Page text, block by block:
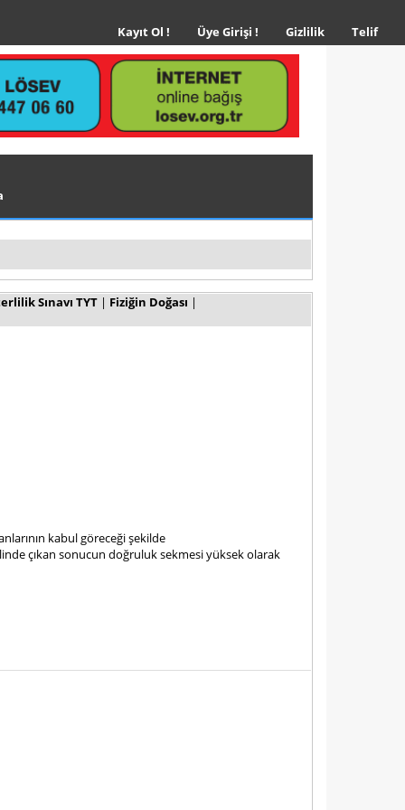
Kayıt Ol ! Üye Girişi ! Gizlilik(current)
Telif
Sınavı TYT| Fiziğin Doğası |
kabul göreceği şekilde
çıkan sonucun doğruluk sekmesi yüksek olarak